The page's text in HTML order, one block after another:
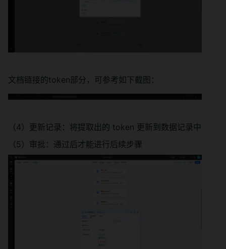
文档链接的token部分，可参考如下截图：
（4）更新记录：将提取出的 token 更新到数据记录中
（5）审批：通过后才能进行后续步骤